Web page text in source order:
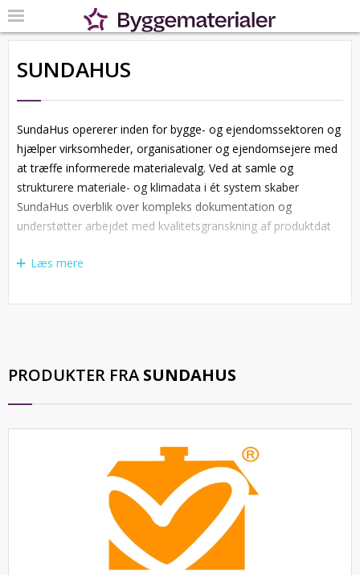
SUNDAHUS
SundaHus opererer inden for bygge- og ejendomssektoren og
hjælper virksomheder, organisationer og ejendomsejere med
at træffe informerede materialevalg. Ved at samle og
strukturere materiale- og klimadata i ét system skaber
SundaHus overblik over kompleks dokumentation og
understøtter arbejdet med kvalitetsgranskning af produktdat
Læs mere
PRODUKTER FRA SUNDAHUS